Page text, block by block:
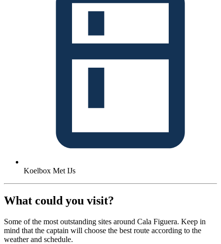
Koelbox Met IJs
What could you visit?
Some of the most outstanding sites around Cala Figuera. Keep in
mind that the captain will choose the best route according to the
weather and schedule.